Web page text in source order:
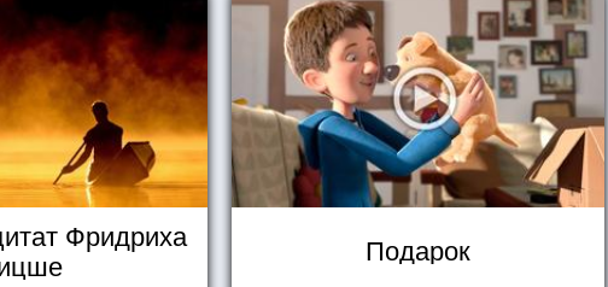
Фридриха
Подарок